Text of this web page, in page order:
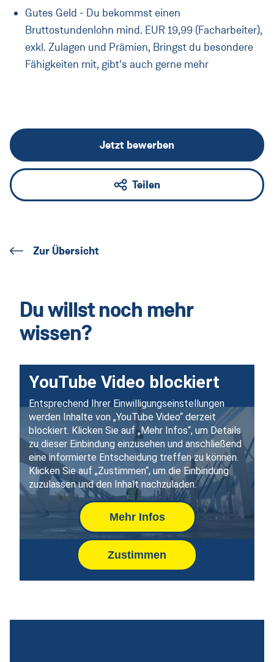
Gutes Geld - Du bekommst einen
Bruttostundenlohn mind. EUR 19,99 (Facharbeiter),
exkl. Zulagen und Prämien, Bringst du besondere
Fähigkeiten mit, gibt's auch gerne mehr
Jetzt bewerben
Teilen
Zur Übersicht
Du willst noch mehr
wissen?